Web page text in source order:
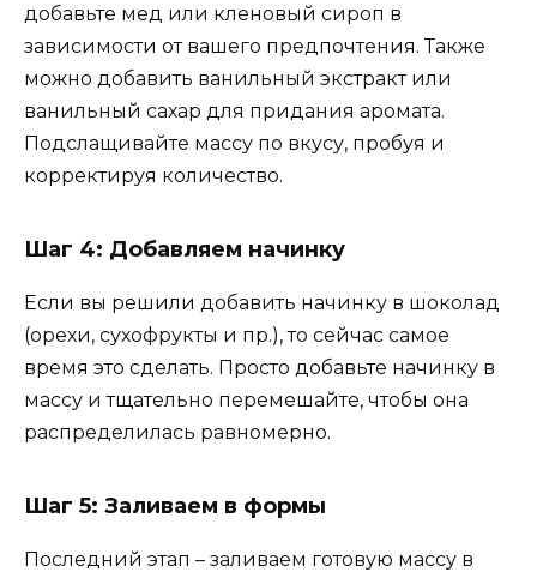
добавьте мед или кленовый сироп в
зависимости от вашего предпочтения. Также
можно добавить ванильный экстракт или
ванильный сахар для придания аромата.
Подслащивайте массу по вкусу, пробуя и
корректируя количество.
Шаг 4: Добавляем начинку
Если вы решили добавить начинку в шоколад
(орехи, сухофрукты и пр.), то сейчас самое
время это сделать. Просто добавьте начинку в
массу и тщательно перемешайте, чтобы она
распределилась равномерно.
Шаг 5: Заливаем в формы
Последний этап – заливаем готовую массу в